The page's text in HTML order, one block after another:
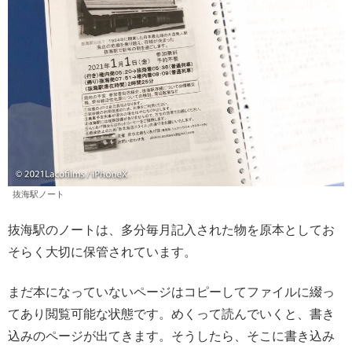
抜海駅ノート
抜海駅のノートは、多分毎月記入された物を原本としてお
そらく大切に保管されています。
まだ本になっていないページはコピーしてファイルに綴っ
てあり閲覧可能な状態です。めくって読んでいくと、書き
込みのページが出てきます。そうしたら、そこに書き込み